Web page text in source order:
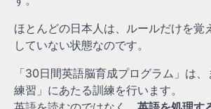
ほとんどの日本人は、ルールだけを覚
していない状態なのです。
「30日間英語脳育成プログラム」は
練習」にあたる訓練を行います。